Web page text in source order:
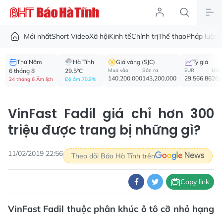
Mới nhấtShort VideoXã hộiKinh tếChính trịThể thaoPháp luật
Thứ Năm
6 tháng 8
24 tháng 6 Âm lịch
Hà Tĩnh
29.5°C
Độ ẩm 70.9%
Giá vàng (SJC)
Mua vào
140,200,000
Bán ra
143,200,000
Tỷ giá
EUR
29,566.86
USD
VinFast Fadil giá chỉ hơn 300
triệu được trang bị những gì?
11/02/2019 22:56 Theo dõi Báo Hà Tĩnh trên
Copy link
VinFast Fadil thuộc phân khúc ô tô cỡ nhỏ hạng